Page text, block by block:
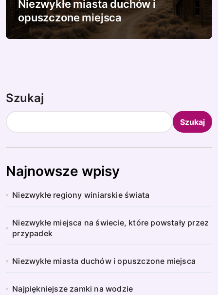
Niezwykłe miasta duchów i
opuszczone miejsca
Szukaj
Szukaj
Najnowsze wpisy
Niezwykłe regiony winiarskie świata
Niezwykłe miejsca na świecie, które powstały przez
przypadek
Niezwykłe miasta duchów i opuszczone miejsca
Najpiękniejsze zamki na wodzie